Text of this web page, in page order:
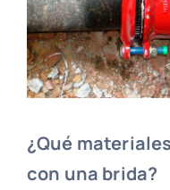
¿Qué
con una brida?